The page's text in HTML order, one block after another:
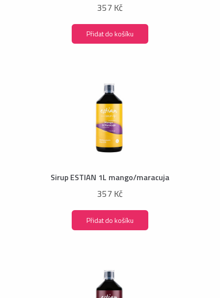
357 Kč
Přidat do košíku
Sirup ESTIAN 1L mango/maracuja
357 Kč
Přidat do košíku